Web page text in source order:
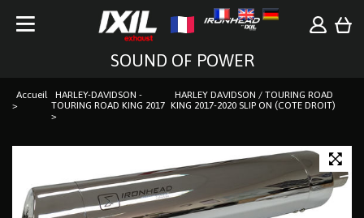
SOUND OF POWER
Accueil
HARLEY-DAVIDSON -
TOURING ROAD KING 2017
HARLEY DAVIDSON / TOURING ROAD
KING 2017-2020 SLIP ON (COTE DROIT)